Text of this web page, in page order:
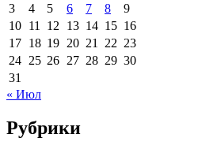
3
4 5 6 7 8
9
10 11 12 13 14 15 16
17 18 19 20 21 22 23
24 25 26 27 28 29 30
31
« Июл
Рубрики